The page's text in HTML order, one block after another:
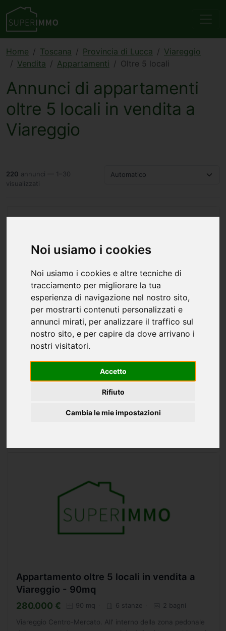
Noi usiamo i cookies
Noi usiamo i cookies e altre tecniche di
tracciamento per migliorare la tua
esperienza di navigazione nel nostro sito,
per mostrarti contenuti personalizzati e
annunci mirati, per analizzare il traffico sul
nostro sito, e per capire da dove arrivano i
nostri visitatori.
Accetto
Rifiuto
Cambia le mie impostazioni
Home Toscana Provincia di Lucca
Viareggio
Vendita
Appartamenti Oltre 5 locali
Annunci di appartamenti
oltre 5 locali in vendita a
Viareggio
220 annunci — 1–30
visualizzati
Automatico
Appartamento oltre 5 locali in vendita a
Viareggio - 117mq
330.000 €
elegante ristrutturato da pochissimi anni, posto al secondo
di posto pici e ascensore. La zona presso la ex Pretura,...
Appartamento oltre 5 locali in vendita a
Viareggio - 90mq
280.000 € 90 mq 6 stanze 2 bagni
Viareggio Centro-Mercato. All' interno della zona pedonale